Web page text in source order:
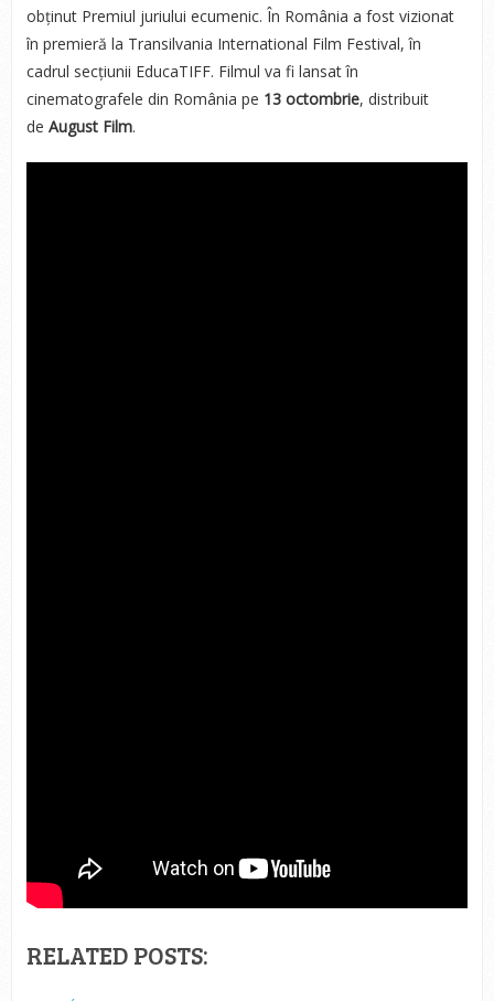
obținut Premiul juriului ecumenic. În România a fost vizionat
în premieră la Transilvania International Film Festival, în
cadrul secțiunii EducaTIFF. Filmul va fi lansat în
cinematografele din România pe 13 octombrie, distribuit
de August Film.
RELATED POSTS: